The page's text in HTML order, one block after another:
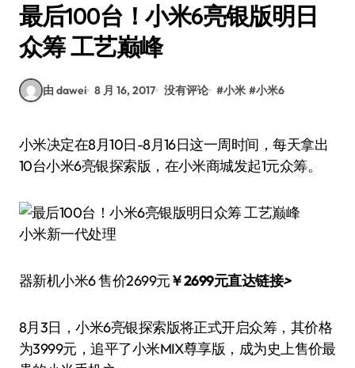
最后100台！小米6亮银版明日
众筹 工艺巅峰
由 dawei 8 月 16, 2017 没有评论 #小米 #小米6
小米决定在8月10日-8月16日这一周时间，每天拿出
10台小米6亮银探索版，在小米商城发起1元众筹。
小米新一代处理
器新机小米6 售价2699元￥2699元直达链接>
8月3日，小米6亮银探索版将正式开启众筹，其价格
为3999元，追平了小米MIX尊享版，成为史上售价最